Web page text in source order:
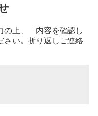
の上、「内容を確認し
さい。折り返しご連絡